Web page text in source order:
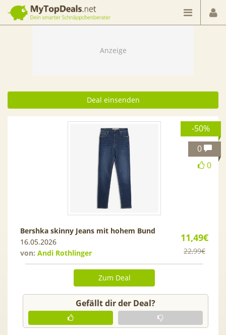
Dein smarter Schnäppchenberater
Deal einsenden
-50%
0
0
11,49€
22,99€
Bershka skinny Jeans mit hohem Bund
16.05.2026
von: Andi Rothlinger
Zum Deal
Gefällt dir der Deal?